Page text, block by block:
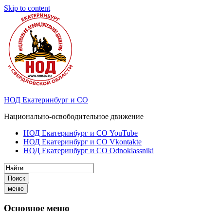
Skip to content
НОД Екатеринбург и СО
Национально-освободительное движение
НОД Екатеринбург и СО YouTube
НОД Екатеринбург и СО Vkontakte
НОД Екатеринбург и СО Odnoklassniki
Поиск
меню
Основное меню